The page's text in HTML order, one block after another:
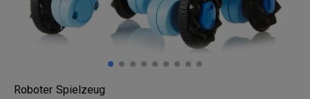
Roboter Spielzeug